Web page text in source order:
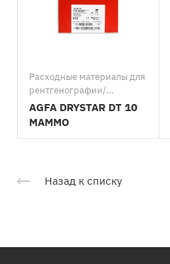
Расходные материалы для
рентгенографии/
Специальные пленки/AGFA
AGFA DRYSTAR DT 10
MAMMO
Назад к списку